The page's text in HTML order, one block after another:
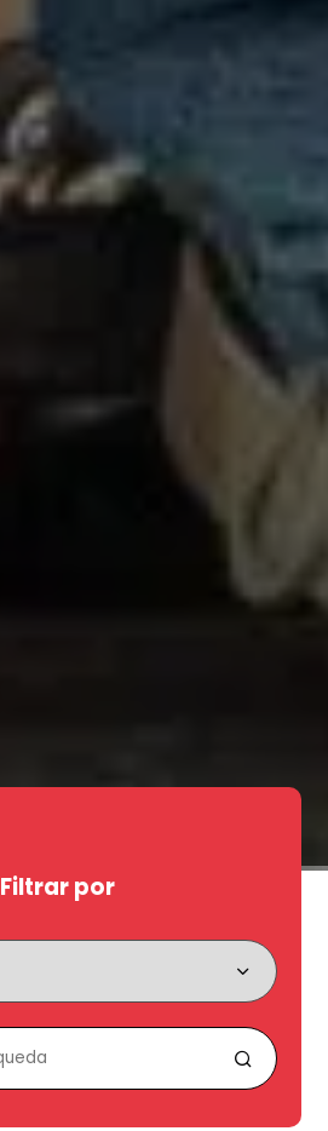
Filtrar por